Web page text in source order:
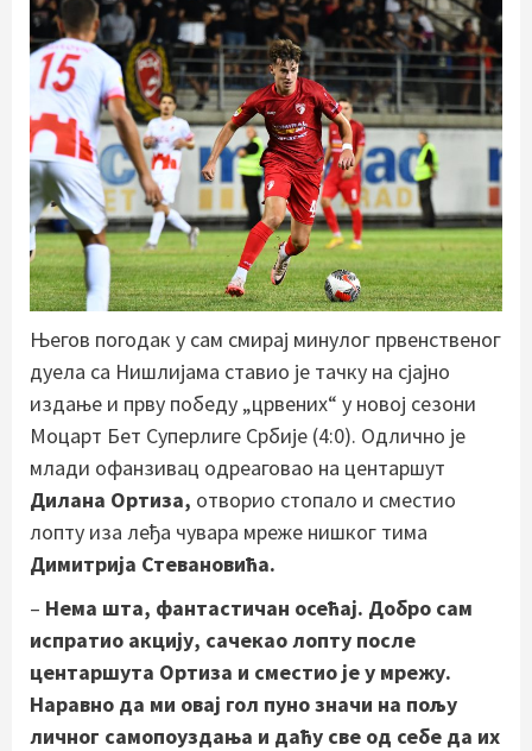
Његов погодак у сам смирај минулог првенственог
дуела са Нишлијама ставио је тачку на сјајно
издање и прву победу „црвених“ у новој сезони
Моцарт Бет Суперлиге Србије (4:0). Одлично је
млади офанзивац одреаговао на центаршут
Дилана Ортиза, отворио стопало и сместио
лопту иза леђа чувара мреже нишког тима
Димитрија Стевановића.
– Нема шта, фантастичан осећај. Добро сам
испратио акцију, сачекао лопту после
центаршута Ортиза и сместио је у мрежу.
Наравно да ми овај гол пуно значи на пољу
личног самопоуздања и даћу све од себе да их